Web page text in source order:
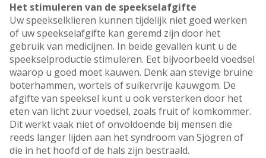
Het stimuleren van de speekselafgifte
Uw speekselklieren kunnen tijdelijk niet goed werken
of uw speekselafgifte kan geremd zijn door het
gebruik van medicijnen. In beide gevallen kunt u de
speekselproductie stimuleren. Eet bijvoorbeeld voedsel
waarop u goed moet kauwen. Denk aan stevige bruine
boterhammen, wortels of suikervrije kauwgom. De
afgifte van speeksel kunt u ook versterken door het
eten van licht zuur voedsel, zoals fruit of komkommer.
Dit werkt vaak niet of onvoldoende bij mensen die
reeds langer lijden aan het syndroom van Sjögren of
die in het hoofd of de hals zijn bestraald.